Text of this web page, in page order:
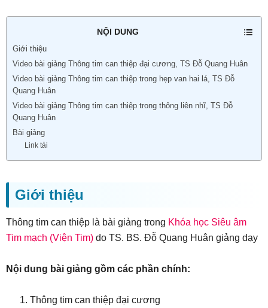
NỘI DUNG
Giới thiệu
Video bài giảng Thông tim can thiệp đại cương, TS Đỗ Quang Huân
Video bài giảng Thông tim can thiệp trong hẹp van hai lá, TS Đỗ
Quang Huân
Video bài giảng Thông tim can thiệp trong thông liên nhĩ, TS Đỗ
Quang Huân
Bài giảng
Link tải
Giới thiệu
Thông tim can thiệp là bài giảng trong Khóa học Siêu âm
Tim mạch (Viện Tim) do TS. BS. Đỗ Quang Huân giảng dạy
Nội dung bài giảng gồm các phần chính:
Thông tim can thiệp đại cương